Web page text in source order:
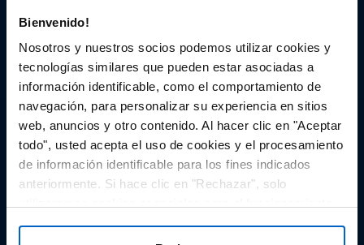
Bienvenido!
Nosotros y nuestros socios podemos utilizar cookies y
tecnologías similares que pueden estar asociadas a
información identificable, como el comportamiento de
navegación, para personalizar su experiencia en sitios
web, anuncios y otro contenido. Al hacer clic en "Aceptar
todo", usted acepta el uso de cookies y el procesamiento
de información identificable para los fines indicados
anteriormente. Si hace clic en "Rechazar", solo
del sitio web y no para optimizarlo ni personalizarlo. En
cualquier momento, puede ver, cambiar o retirar su
Espacio de Información Médica
Este sitio web está orientado a profesionales sanitarios de
España.
SC-ES-CP-00099, SC-ES-CP-00101, SC-ES-AMG145-00103, SC-
ES-CP-00064, SC-ES-CP-00007, SC-ES-CP-00100, SC-ES-
AMG145-00544
Fecha de actualización AGOSTO 2026